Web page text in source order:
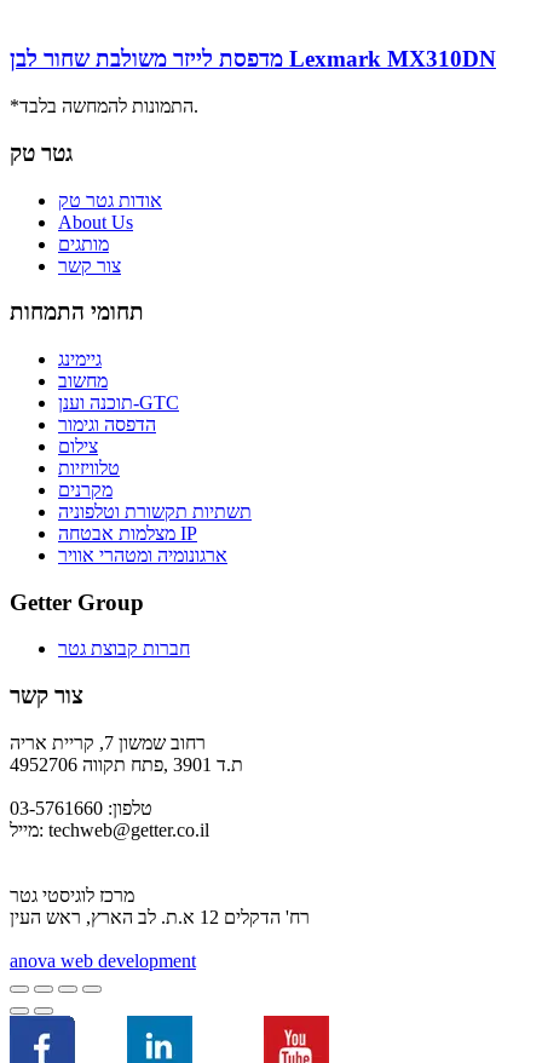
מדפסת לייזר משולבת שחור לבן Lexmark MX310DN
*התמונות להמחשה בלבד.
גטר טק
אודות גטר טק
About Us
מותגים
צור קשר
תחומי התמחות
גיימינג
מחשוב
תוכנה וענן-GTC
הדפסה וגימור
צילום
טלוויזיות
מקרנים
תשתיות תקשורת וטלפוניה
מצלמות אבטחה IP
ארגונומיה ומטהרי אוויר
Getter Group
חברות קבוצת גטר
צור קשר
רחוב שמשון 7, קריית אריה
ת.ד 3901 ,פתח תקווה 4952706
טלפון: 03-5761660
מייל: techweb@getter.co.il
מרכז לוגיסטי גטר
רח' הדקלים 12 א.ת. לב הארץ, ראש העין
anova web development